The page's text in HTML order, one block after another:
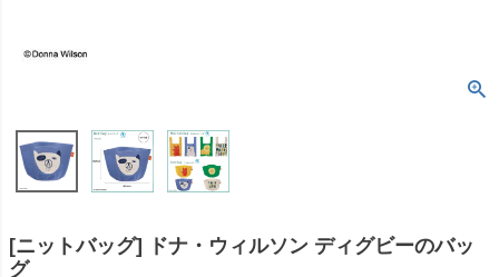
[ニットバッグ] ドナ・ウィルソン ディグビーのバッ
グ